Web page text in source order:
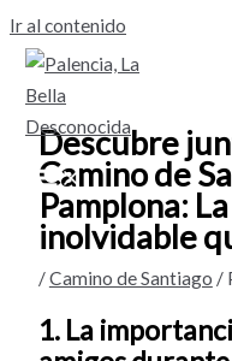
Ir al contenido
Descubre
Camino de
Pamplona:
inolvidable
/Camino de Santiago /
1. La